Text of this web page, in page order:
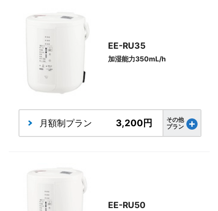
EE-RU35
加湿能力350mL/h
月額制 プラン 3,200円
その他
プラン
EE-RU50